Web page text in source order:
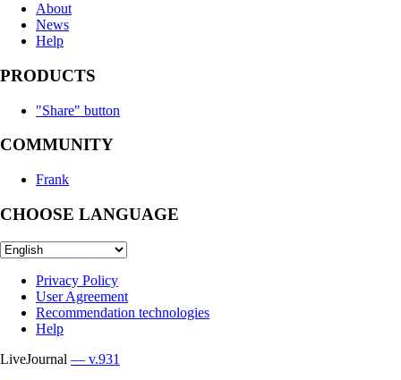
About
News
Help
PRODUCTS
"Share" button
COMMUNITY
Frank
CHOOSE LANGUAGE
Privacy Policy
User Agreement
Recommendation technologies
Help
LiveJournal — v.931